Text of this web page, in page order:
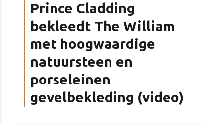
Prince Cladding
bekleedt The William
met hoogwaardige
natuursteen en
porseleinen
gevelbekleding (video)